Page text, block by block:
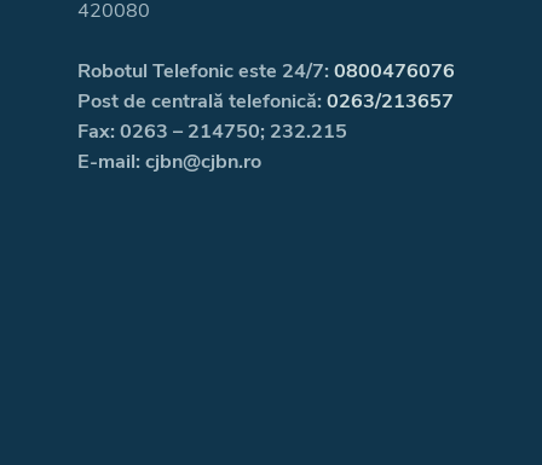
420080
Robotul Telefonic este 24/7: 0800476076
Post de centrală telefonică: 0263/213657
Fax: 0263 – 214750; 232.215
E-mail: cjbn@cjbn.ro